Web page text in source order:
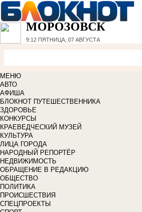
МОРОЗОВСК
9:12 ПЯТНИЦА, 07 АВГУСТА
МЕНЮ
АВТО
АФИША
БЛОКНОТ ПУТЕШЕСТВЕННИКА
ЗДОРОВЬЕ
КОНКУРСЫ
КРАЕВЕДЧЕСКИЙ МУЗЕЙ
КУЛЬТУРА
ЛИЦА ГОРОДА
НАРОДНЫЙ РЕПОРТЁР
НЕДВИЖИМОСТЬ
ОБРАЩЕНИЕ В РЕДАКЦИЮ
ОБЩЕСТВО
ПОЛИТИКА
ПРОИСШЕСТВИЯ
СПЕЦПРОЕКТЫ